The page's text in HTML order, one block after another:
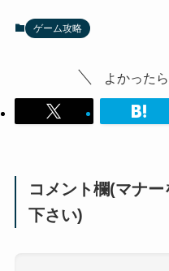
ゲーム攻略
よかった
コメント欄(マナ
下さい)